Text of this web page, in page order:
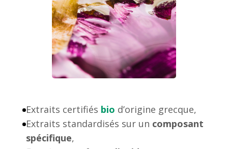
Extraits certifiés bio d’origine grecque,
Extraits standardisés sur un composant
spécifique,